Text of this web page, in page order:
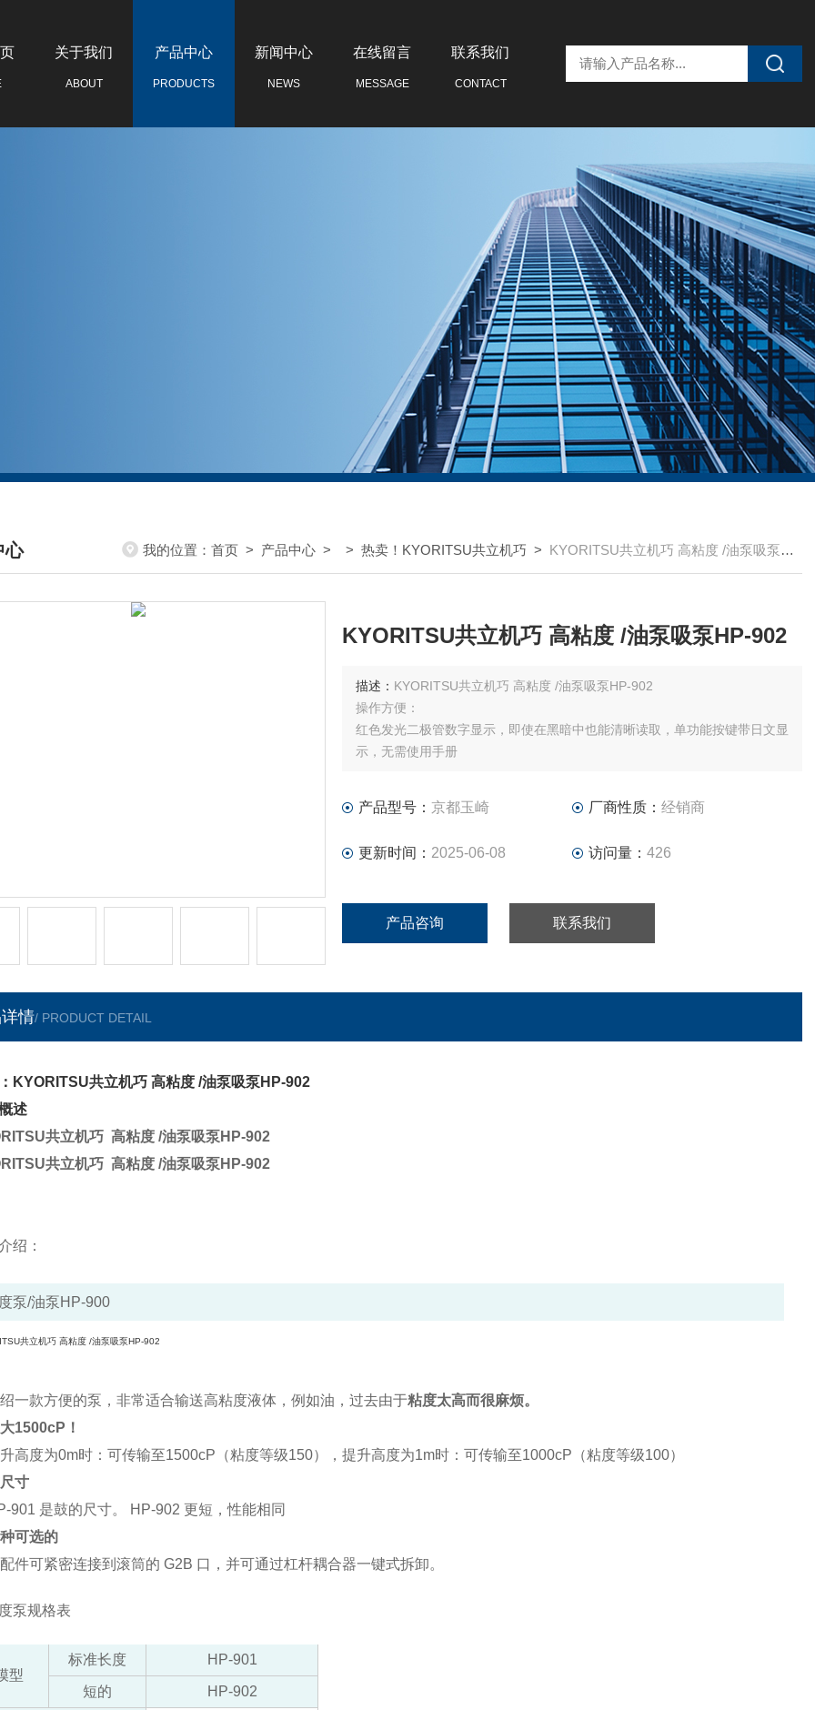
关于我们
ABOUT
产品中心
PRODUCTS
新闻中心
NEWS
在线留言
MESSAGE
联系我们
CONTACT
心
CENTER
我的位置：首页 > 产品中心 > >热卖！KYORITSU共立机巧 > KYORITSU共立机巧 高粘度 /油泵吸泵HP-902
KYORITSU共立机巧 高粘度 /油泵吸泵HP-902
描述：
KYORITSU共立机巧 高粘度 /油泵吸泵HP-902
操作方便：
红色发光二极管数字显示，即使在黑暗中也能清晰读取，单功能按键带日文显
示，无需使用手册
产品型号： 京都玉崎 厂商性质： 经销商
更新时间： 2025-06-08 访问量： 426
产品咨询 联系我们
情/ PRODUCT DETAIL
KYORITSU共立机巧 高粘度 /油泵吸泵HP-902
述
共立机巧 高粘度 /油泵吸泵HP-902
共立机巧 高粘度 /油泵吸泵HP-902
绍：
泵/油泵HP-900
一款方便的泵，非常适合输送高粘度液体，例如油，过去由于粘度太高而很麻烦。
1500cP！
高度为0m时：可传输至1500cP（粘度等级150），提升高度为1m时：可传输至1000cP（粘度等级100）
寸
901 是鼓的尺寸。 HP-902 更短，性能相同
可选的
件可紧密连接到滚筒的 G2B 口，并可通过杠杆耦合器一键式拆卸。
泵规格表
型
标准长度 HP-901
短的 HP-902